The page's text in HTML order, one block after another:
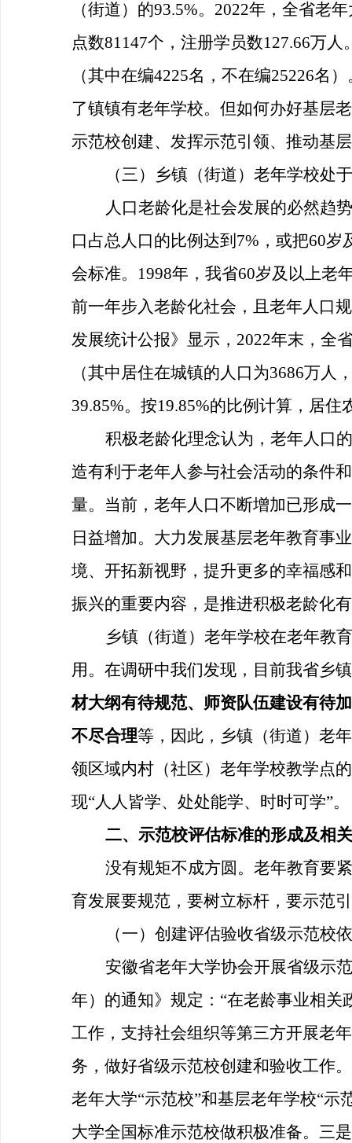
（街道）的93.5%。2022年，全省老
点数81147个，注册学员数127.66万
（其中在编4225名，不在编25226名
了镇镇有老年学校。但如何办好基层
示范校创建、发挥示范引领、推动基
（三）乡镇（街道）老年学校处
人口老龄化是社会发展的必然趋
口占总人口的比例达到7%，或把60
会标准。1998年，我省60岁及以上老
前一年步入老龄化社会，且老年人口
发展统计公报》显示，2022年末，全
（其中居住在城镇的人口为3686万
39.85%。按19.85%的比例计算，居
积极老龄化理念认为，老年人口
造有利于老年人参与社会活动的条件
量。当前，老年人口不断增加已形成
日益增加。大力发展基层老年教育事
境、开拓新视野，提升更多的幸福感
振兴的重要内容，是推进积极老龄化
乡镇（街道）老年学校在老年教
用。在调研中我们发现，目前我省乡
材大纲有待规范、师资队伍建设有待
不尽合理等，因此，乡镇（街道）老
领区域内村（社区）老年学校教学点
现“人人皆学、处处能学、时时可学”。
二、 示范校评估标准的形成及相
没有规矩不成方圆。老年教育要
育发展要规范，要树立标杆，要示范
（一）创建评估验收省级示范校
安徽省老年大学协会开展省级示
年）的通知》规定：“在老龄事业相
工作，支持社会组织等第三方开展老
务，做好省级示范校创建和验收工作
老年大学“示范校”和基层老年学校“示
大学全国标准示范校做积极准备。三